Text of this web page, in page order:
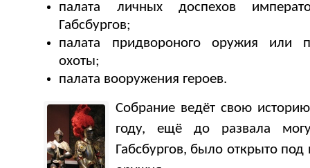
палата личных доспехов
Габсбургов;
палата придвороного оружия или
охоты;
палата вооружения героев.
Собрание ведёт свою
году, ещё до развала
Габсбургов, было открыто